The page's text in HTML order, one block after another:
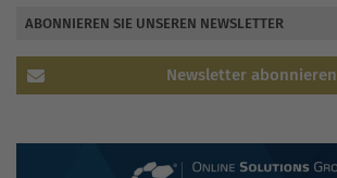
ABONNIEREN SIE UNSEREN NEWSLETTER
Newsletter abonnieren